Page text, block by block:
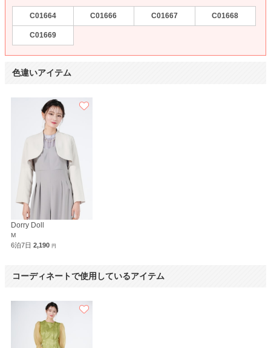
C01664 C01666 C01667 C01668
C01669
色違いアイテム
Dorry Doll
M
6泊7日 2,190 円
コーディネートで使用しているアイテム